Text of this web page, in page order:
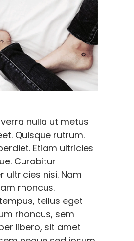
nulla ut metus
Quisque rutrum.
Etiam ultricies
Curabitur
ultricies nisi. Nam
rhoncus.
tellus eget
rhoncus, sem
libero, sit amet